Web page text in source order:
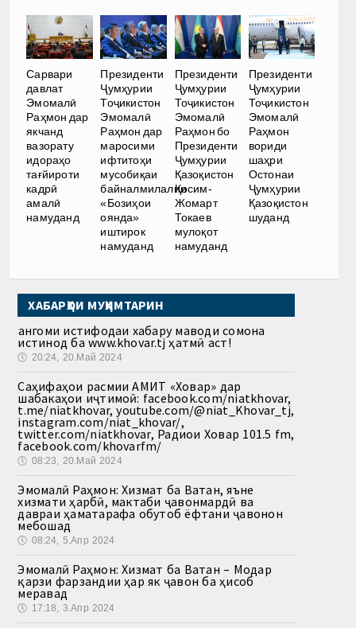
Сарвари
давлат
Эмомалӣ
Раҳмон дар
якчанд
вазорату
идораҳо
тағйироти
кадрӣ
амалӣ
намуданд
Президенти
Ҷумҳурии
Тоҷикистон
Эмомалӣ
Раҳмон дар
маросими
ифтитоҳи
мусобиқаи
байналмилалии
«Бозиҳои
оянда»
иштирок
намуданд
Президенти
Ҷумҳурии
Тоҷикистон
Эмомалӣ
Раҳмон бо
Президенти
Ҷумҳурии
Қазоқистон
Қосим-
Жомарт
Токаев
мулоқот
намуданд
Президенти
Ҷумҳурии
Тоҷикистон
Эмомалӣ
Раҳмон
вориди
шаҳри
Остонаи
Ҷумҳурии
Қазоқистон
шуданд
ХАБАРҲОИ МУҲИМТАРИН
Ҳангоми истифодаи хабару маводи сомона
истинод ба www.khovar.tj ҳатмӣ аст!
🕔 20:24, 20.Май 2024
Саҳифаҳои расмии АМИТ «Ховар» дар
шабакаҳои иҷтимоӣ: facebook.com/niatkhovar,
t.me/niatkhovar, youtube.com/@niat_Khovar_tj,
instagram.com/niat_khovar/,
twitter.com/niatkhovar, Радиои Ховар 101.5 fm,
facebook.com/khovarfm/
🕔 08:23, 20.Май 2024
Эмомалӣ Раҳмон: Хизмат ба Ватан, яъне
хизмати ҳарбӣ, мактаби ҷавонмардӣ ва
давраи ҳаматарафа обутоб ёфтани ҷавонон
мебошад
🕔 08:24, 5.Апр 2024
Эмомалӣ Раҳмон: Хизмат ба Ватан – Модар
қарзи фарзандии ҳар як ҷавон ба ҳисоб
меравад
🕔 17:18, 3.Апр 2024